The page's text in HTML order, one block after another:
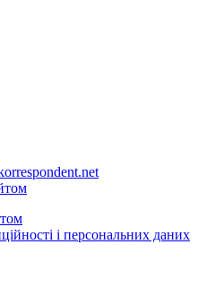
і персональних даних